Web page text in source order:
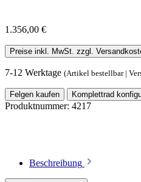
1.356,00 €
Preise inkl. MwSt. zzgl.
7-12 Werktage (Artikel bestellbar |
Felgen kaufen Komplettrad
Produktnummer: 4217
Beschreibung